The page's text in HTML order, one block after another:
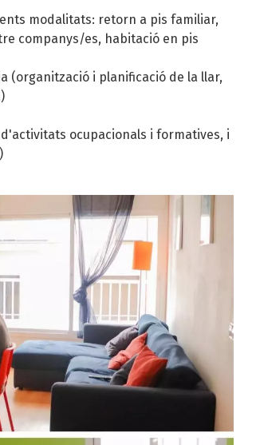
modalitats: retorn a pis familiar,
companys/es, habitació en pis
(organització i planificació de la llar,
ocupacionals i formatives, i